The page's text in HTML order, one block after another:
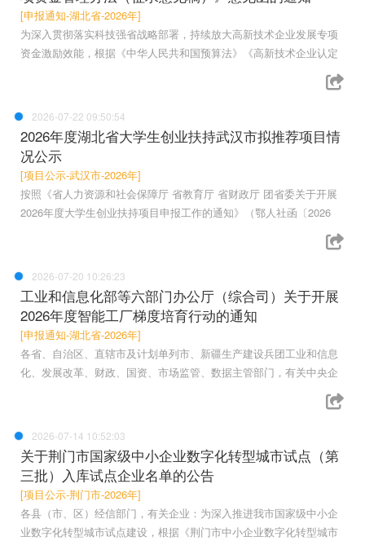
[申报通知-湖北省-2026年]
为深入贯彻落实科技强省战略部署，持续放大高新技术企业发展专项
资金激励效能，根据《中华人民共和国预算法》《高新技术企业认定
2026-07-22 09:50:54
2026年度湖北省大学生创业扶持武汉市拟推荐项目情
况公示
[项目公示-武汉市-2026年]
按照《省人力资源和社会保障厅 省教育厅 省财政厅 团省委关于开展
2026年度大学生创业扶持项目申报工作的通知》（鄂人社函〔2026
2026-07-20 10:26:23
工业和信息化部等六部门办公厅（综合司）关于开展
2026年度智能工厂梯度培育行动的通知
[申报通知-湖北省-2026年]
各省、自治区、直辖市及计划单列市、新疆生产建设兵团工业和信息
化、发展改革、财政、国资、市场监管、数据主管部门，有关中央企
2026-07-14 10:52:03
关于荆门市国家级中小企业数字化转型城市试点（第
三批）入库试点企业名单的公告
[项目公示-荆门市-2026年]
各县（市、区）经信部门，有关企业：为深入推进我市国家级中小企
业数字化转型城市试点建设，根据《荆门市中小企业数字化转型城市